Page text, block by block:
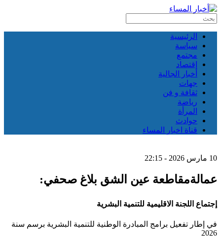
الرئيسية
سياسة
مجتمع
إقتصاد
أخبار الجالية
جهات
ثقافة و فن
رياضة
المرأة
حوادث
قناة اخبار المساء
10 مارس 2026 - 22:15
عمالةمقاطعة عين الشق بلاغ صحفي:
إجتماع اللجنة الاقليمية للتنمية البشرية
في إطار تفعيل برامج المبادرة الوطنية للتنمية البشرية برسم سنة
2026